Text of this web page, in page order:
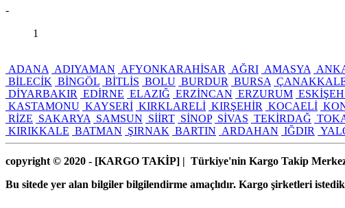
-
1
ADANA ADIYAMAN AFYONKARAHİSAR AĞRI AMASYA
BİLECİK BİNGÖL BİTLİS BOLU BURDUR BURSA
DİYARBAKIR EDİRNE ELAZIĞ ERZİNCAN ERZURUM
KASTAMONU KAYSERİ KIRKLARELİ KIRŞEHİR KOCAELİ
RİZE SAKARYA SAMSUN SİİRT SİNOP SİVAS TEKİRDAĞ
KIRIKKALE BATMAN ŞIRNAK BARTIN ARDAHAN IĞDIR
copyright © 2020 - [KARGO TAKİP] | Türkiye'nin Kargo Takip
Bu sitede yer alan bilgiler bilgilendirme amaçlıdır. Kargo şirketleri